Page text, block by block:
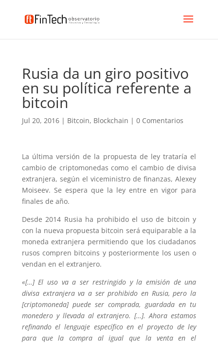
Rusia da un giro positivo
en su política referente a
bitcoin
Jul 20, 2016| Bitcoin, Blockchain | 0 Comentarios
La última versión de la propuesta de ley trataría el
cambio de criptomonedas como el cambio de divisa
extranjera, según el viceministro de finanzas, Alexey
Moiseev. Se espera que la ley entre en vigor para
finales de año.
Desde 2014 Rusia ha prohibido el uso de bitcoin y
con la nueva propuesta bitcoin será equiparable a la
moneda extranjera permitiendo que los ciudadanos
rusos compren bitcoins y posteriormente los usen o
vendan en el extranjero.
«[…] El uso va a ser restringido y la emisión de una
divisa extranjera va a ser prohibido en Rusia, pero la
[criptomoneda] puede ser comprada, guardada en tu
monedero y llevada al extranjero. […]. Ahora estamos
refinando el lenguaje específico en el proyecto de ley
para que la compra al igual que la venta en el